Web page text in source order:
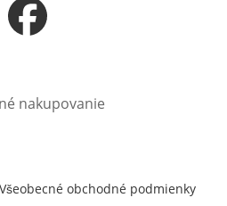
Otvorí sa vnovom okne
nakupovanie
Všeobecné obchodné podmienky